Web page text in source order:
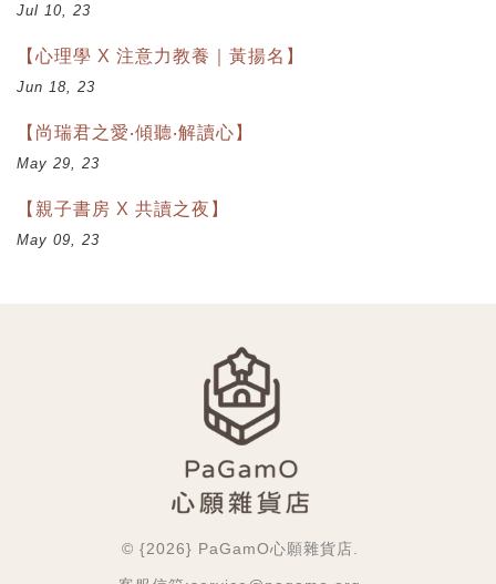
Jul 10, 23
【心理學 X 注意力教養｜黃揚名】
Jun 18, 23
【尚瑞君之愛‧傾聽‧解讀心】
May 29, 23
【親子書房 X 共讀之夜】
May 09, 23
© {2026} PaGamO心願雜貨店.